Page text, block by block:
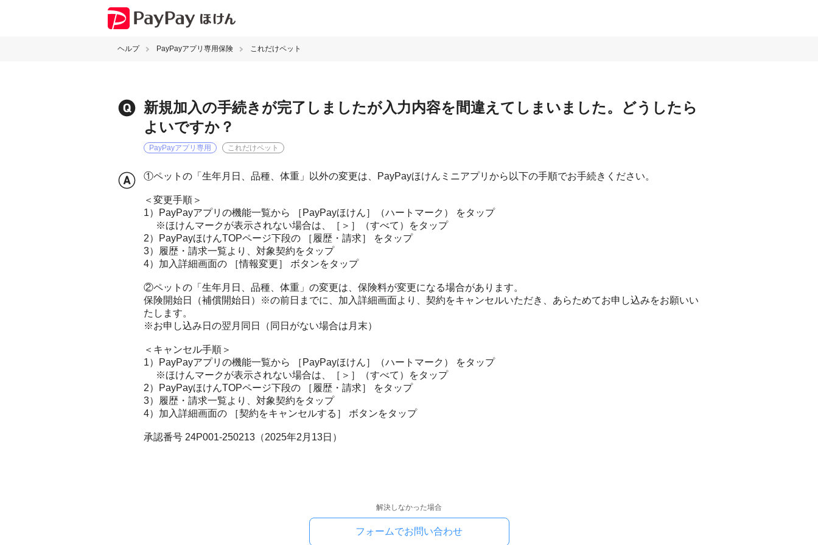
ヘルプ PayPayアプリ専用保険 これだけペット
新規加入の手続きが完了しましたが入力内容を間違えてしまいました。どうしたら
よいですか？
PayPayアプリ専用 これだけペット
①ペットの「生年月日、品種、体重」以外の変更は、PayPayほけんミニアプリから以下の手順でお手続きください。
＜変更手順＞
1）PayPayアプリの機能一覧から ［PayPayほけん］（ハートマーク） をタップ
※ほけんマークが表示されない場合は、［＞］（すべて）をタップ
2）PayPayほけんTOPページ下段の ［履歴・請求］ をタップ
3）履歴・請求一覧より、対象契約をタップ
4）加入詳細画面の ［情報変更］ ボタンをタップ
②ペットの「生年月日、品種、体重」の変更は、保険料が変更になる場合があります。
保険開始日（補償開始日）※の前日までに、加入詳細画面より、契約をキャンセルいただき、あらためてお申し込みをお願いい
たします。
※お申し込み日の翌月同日（同日がない場合は月末）
＜キャンセル手順＞
1）PayPayアプリの機能一覧から ［PayPayほけん］（ハートマーク） をタップ
※ほけんマークが表示されない場合は、［＞］（すべて）をタップ
2）PayPayほけんTOPページ下段の ［履歴・請求］ をタップ
3）履歴・請求一覧より、対象契約をタップ
4）加入詳細画面の ［契約をキャンセルする］ ボタンをタップ
承認番号 24P001-250213（2025年2月13日）
解決しなかった場合
フォームでお問い合わせ